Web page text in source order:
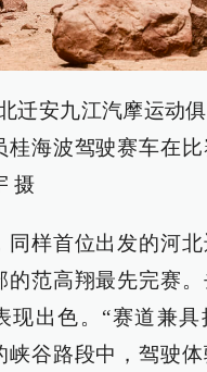
迁安九江汽摩运动
桂海波驾驶赛车在
摄
同样首位出发的河
的范高翔最先完赛
现出色。“赛道兼具
峡谷路段中，驾驶体